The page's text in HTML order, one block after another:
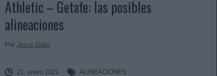
Athletic – Getafe: las posibles
alineaciones
Por Jesus Gallo
21. enero 2021 ALINEACIONES